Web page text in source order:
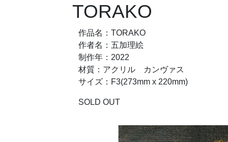
TORAKO
作品名：TORAKO
作者名：五加理絵
制作年：2022
材質：アクリル カンヴァス
サイズ：F3(273mm x 220mm)
SOLD OUT